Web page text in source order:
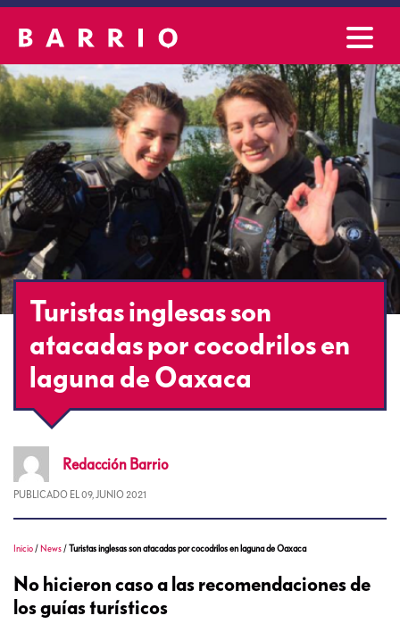
Turistas inglesas son
atacadas por cocodrilos en
laguna de Oaxaca
Redacción Barrio
PUBLICADO EL 09, JUNIO 2021
Inicio / News /Turistas inglesas son atacadas por cocodrilos en laguna de Oaxaca
No hicieron caso a las recomendaciones de
los guías turísticos